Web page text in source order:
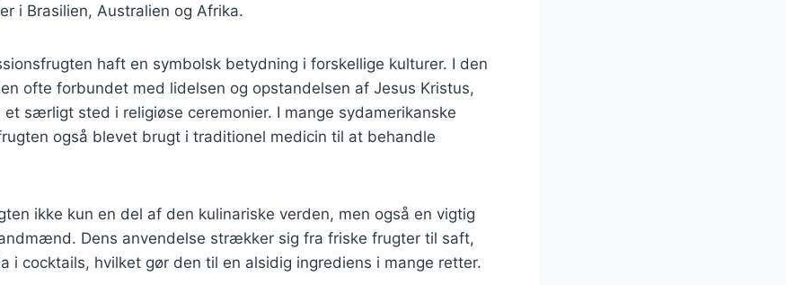
i Brasilien, Australien og Afrika.
haft en symbolsk betydning i forskellige kulturer. I den
ofte forbundet med lidelsen og opstandelsen af Jesus Kristus,
særligt sted i religiøse ceremonier. I mange sydamerikanske
også blevet brugt i traditionel medicin til at behandle
ikke kun en del af den kulinariske verden, men også en vigtig
Dens anvendelse strækker sig fra friske frugter til saft,
i cocktails, hvilket gør den til en alsidig ingrediens i mange retter.